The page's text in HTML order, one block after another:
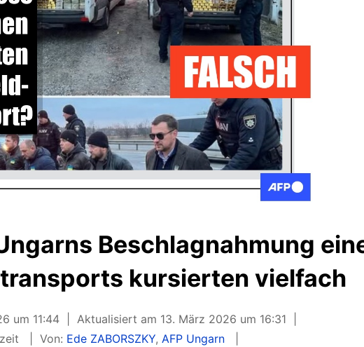
Beschlagnahmung
kursierten vielfach
um 11:44
Aktualisiert am 13. März 2026 um 16:31
Von: Ede ZABORSZKY,AFP Ungarn